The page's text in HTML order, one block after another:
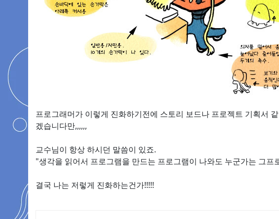
프로그래머가 이렇게 진화하기전에 스토리 보드나 프로젝트 기획서
겠습니다만,,,,,,
교수님이 항상 하시던 말씀이 있죠.
"생각을 읽어서 프로그램을 만드는 프로그램이 나와도 누군가는 그
결국 나는 저렇게 진화하는건가!!!!!